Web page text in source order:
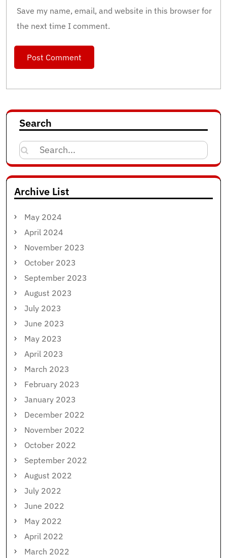
Save my name, email, and website in this browser for
the next time I comment.
Search
Search
for:
Archive List
May 2024
April 2024
November 2023
October 2023
September 2023
August 2023
July 2023
June 2023
May 2023
April 2023
March 2023
February 2023
January 2023
December 2022
November 2022
October 2022
September 2022
August 2022
July 2022
June 2022
May 2022
April 2022
March 2022